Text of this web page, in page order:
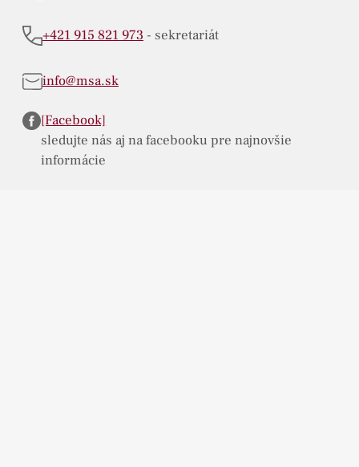
+421 915 821 973 - sekretariát
info@msa.sk
[Facebook]
sledujte nás aj na facebooku pre najnovšie
informácie